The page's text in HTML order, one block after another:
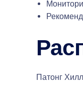
Патонг